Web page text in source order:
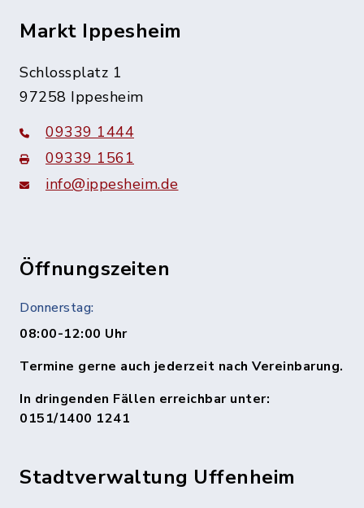
Markt Ippesheim
Schlossplatz 1
97258 Ippesheim
09339 1444
09339 1561
info@ippesheim.de
Öffnungszeiten
Donnerstag:
08:00-12:00 Uhr
Termine gerne auch jederzeit nach Vereinbarung.
In dringenden Fällen erreichbar unter:
0151/1400 1241
Stadtverwaltung Uffenheim